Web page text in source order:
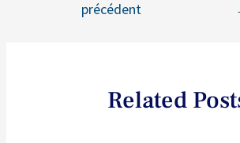
précédent
Related